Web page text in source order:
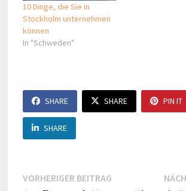
10 Dinge, die Sie in
Stockholm unternehmen
können
In "Schweden"
SHARE SHARE PIN IT
SHARE
Beitragsnavigation
VORHERIGER BEITRAGVorheriger